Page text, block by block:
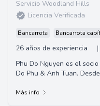
Servicio Woodland Hills
Licencia Verificada
Bancarrota Bancarrota
26 años de experiencia |
Phu Do Nguyen es el
Do Phu & Anh Tuan.
Más info